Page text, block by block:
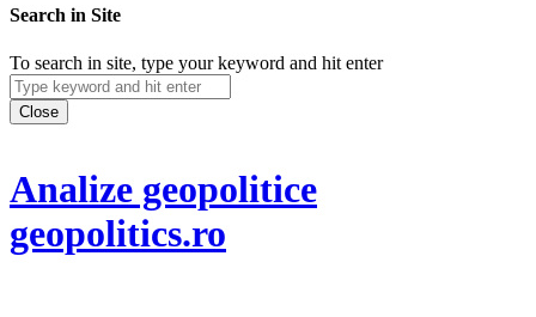
Search in Site
To search in site, type your keyword and hit enter
Close
Analize geopolitice
geopolitics.ro